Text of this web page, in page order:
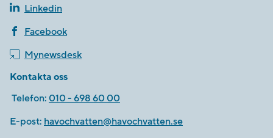
Linkedin
Facebook
Mynewsdesk
Kontakta oss
Telefon: 010 - 698 60 00
E-post: havochvatten@havochvatten.se